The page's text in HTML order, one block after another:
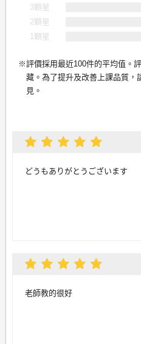
3顆星
2顆星
1顆星
評價採用最近100件的平均值。
藏。為了提升及改善上課品質，
見。
どうもありがとうございます
老師教的很好